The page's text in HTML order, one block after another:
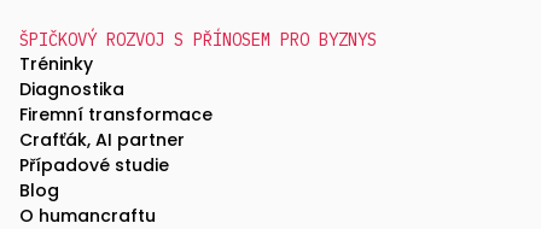
ŠPIČKOVÝ ROZVOJ S PŘÍNOSEM PRO BYZNYS
Tréninky
Diagnostika
Firemní transformace
Crafťák, AI partner
Případové studie
Blog
O humancraftu